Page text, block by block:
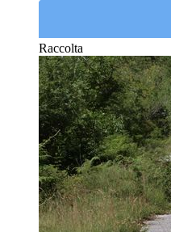
Raccolta